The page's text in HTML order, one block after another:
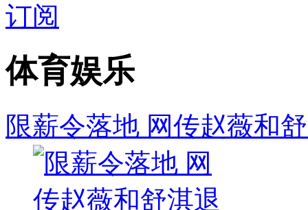
订阅
体育娱乐
限薪令落地 网传赵薇和